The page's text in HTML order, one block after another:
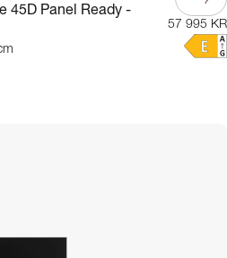
45D Panel Ready -
57 995 KR